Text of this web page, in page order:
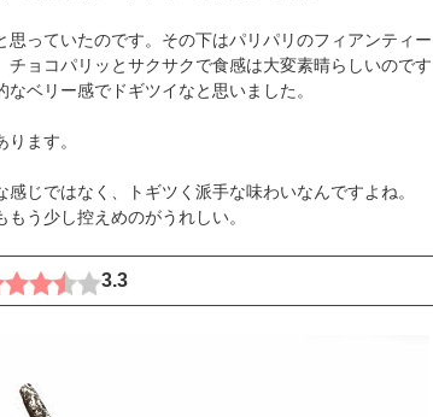
思っていたのです。その下はパリパリのフィアンティー
チョコパリッとサクサクで食感は大変素晴らしいのです
ベリー感でドギツイなと思いました。
ます。
じではなく、トギツく派手な味わいなんですよね。
う少し控えめのがうれしい。
3.3